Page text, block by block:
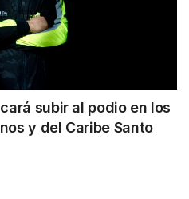
subir al podio en los
y del Caribe Santo